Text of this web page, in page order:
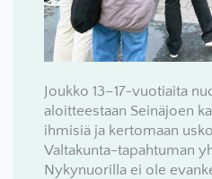
Joukko 13–17-vuotiaita
aloitteestaan Seinäjoen
ihmisiä ja kertomaan
Valtakunta-tapahtuman
Nykynuorilla ei ole